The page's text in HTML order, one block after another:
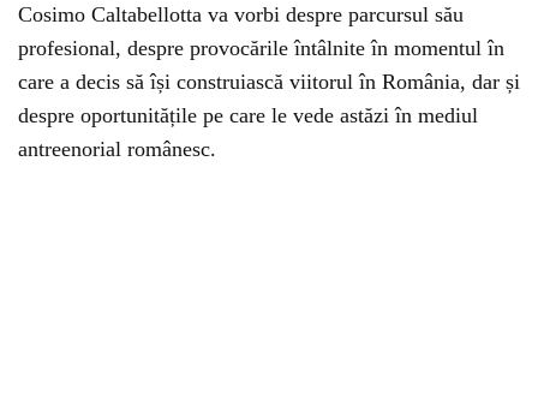
Cosimo Caltabellotta va vorbi despre parcursul său
profesional, despre provocările întâlnite în momentul în
care a decis să își construiască viitorul în România, dar și
despre oportunitățile pe care le vede astăzi în mediul
antreenorial românesc.